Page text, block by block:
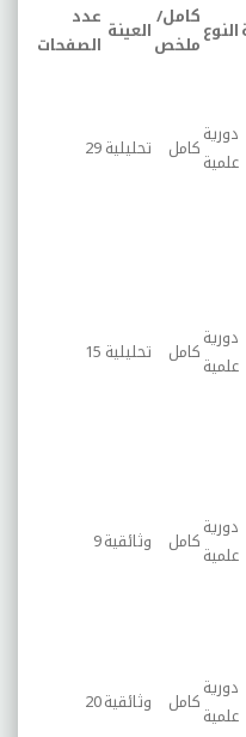
النوعكامل/
ملخصالعينة عدد
الصفحات
دورية
علميةكامل تحليلية29
دورية
علميةكامل تحليلية 15
دورية
علميةكامل وثائقية9
دورية
علميةكامل وثائقية20